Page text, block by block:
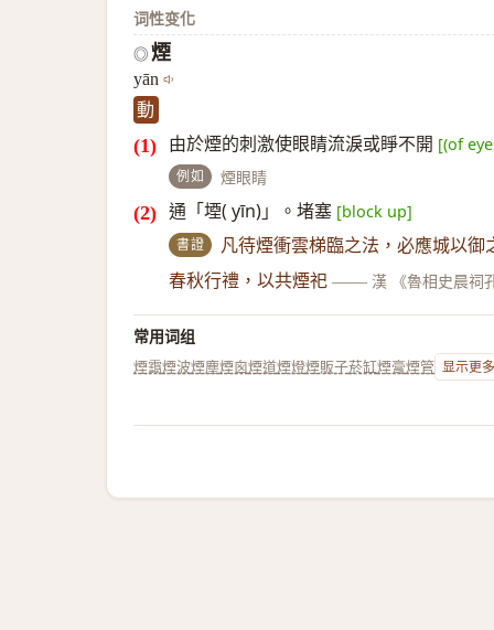
词性变化
◎ 煙
yān
動
由於煙的刺激使眼睛流淚或睜不開 [(of
例如 煙眼睛
通「堙( yīn)」。堵塞 [block up]
書證 凡待煙衝雲梯臨之法，必應城以御
春秋行禮，以共煙祀 —— 漢 《魯相史晨祠
常用词组
煙靄煙波煙塵煙囪煙道煙燈煙販子菸缸煙膏煙管 显示更